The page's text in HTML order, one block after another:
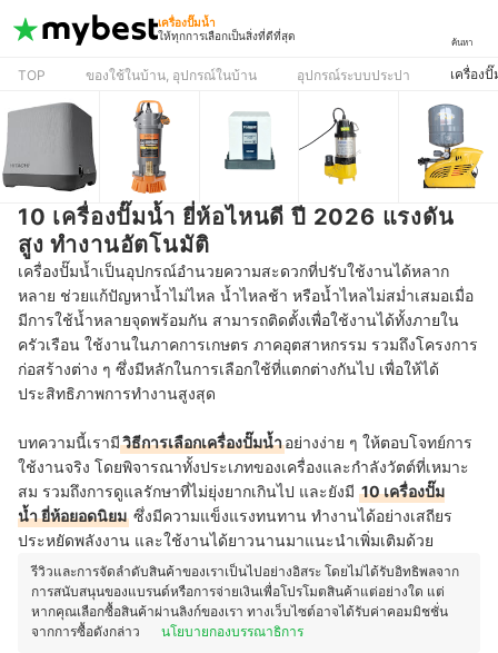
เครื่องปั๊มน้ำ
ให้ทุกการเลือกเป็นสิ่งที่ดีที่สุด
ค้นหา
TOP ของใช้ในบ้าน, อุปกรณ์ในบ้าน อุปกรณ์ระบบประปา เครื่อง
10 เครื่องปั๊มน้ำ ยี่ห้อไหนดี ปี 2026 แรงดัน
สูง ทำงานอัตโนมัติ
เครื่องปั๊มน้ำเป็นอุปกรณ์อำนวยความสะดวกที่ปรับใช้งานได้หลาก
หลาย ช่วยแก้ปัญหาน้ำไม่ไหล น้ำไหลช้า หรือน้ำไหลไม่สม่ำเสมอเมื่อ
มีการใช้น้ำหลายจุดพร้อมกัน สามารถติดตั้งเพื่อใช้งานได้ทั้งภายใน
ครัวเรือน ใช้งานในภาคการเกษตร ภาคอุตสาหกรรม รวมถึงโครงการ
ก่อสร้างต่าง ๆ ซึ่งมีหลักในการเลือกใช้ที่แตกต่างกันไป เพื่อให้ได้
ประสิทธิภาพการทำงานสูงสุด
บทความนี้เรามีวิธีการเลือกเครื่องปั๊มน้ำอย่างง่าย ๆ ให้ตอบโจทย์การ
ใช้งานจริง โดยพิจารณาทั้งประเภทของเครื่องและกำลังวัตต์ที่เหมาะ
สม รวมถึงการดูแลรักษาที่ไม่ยุ่งยากเกินไป และยังมี 10 เครื่องปั๊ม
น้ำ ยี่ห้อยอดนิยม ซึ่งมีความแข็งแรงทนทาน ทำงานได้อย่างเสถียร
ประหยัดพลังงาน และใช้งานได้ยาวนานมาแนะนำเพิ่มเติมด้วย
รีวิวและการจัดลำดับสินค้าของเราเป็นไปอย่างอิสระ โดยไม่ได้รับอิทธิพลจาก
การสนับสนุนของแบรนด์หรือการจ่ายเงินเพื่อโปรโมตสินค้าแต่อย่างใด แต่
หากคุณเลือกซื้อสินค้าผ่านลิงก์ของเรา ทางเว็บไซต์อาจได้รับค่าคอมมิชชั่น
จากการซื้อดังกล่าว
นโยบายกองบรรณาธิการ